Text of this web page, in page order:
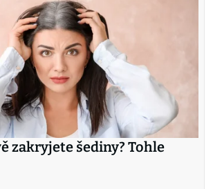
zakryjete šediny? Tohle